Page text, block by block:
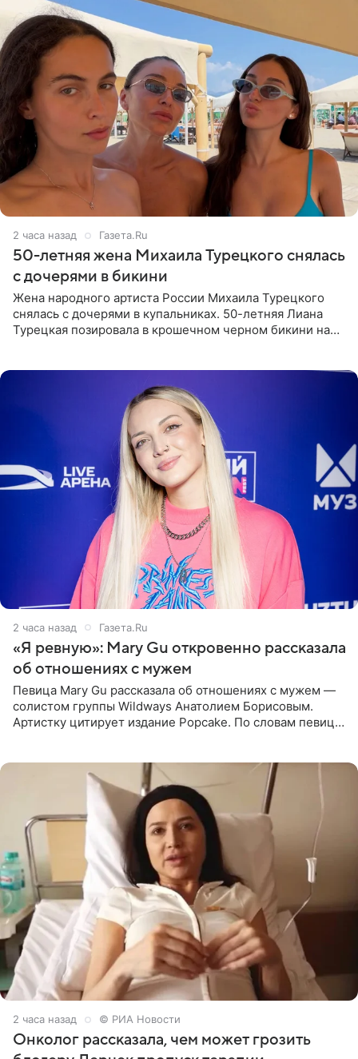
2 часа назад Газета.Ru
50-летняя жена Михаила Турецкого снялась
с дочерями в бикини
Жена народного артиста России Михаила Турецкого
снялась с дочерями в купальниках. 50-летняя Лиана
Турецкая позировала в крошечном черном бикини на
2 часа назад Газета.Ru
«Я ревную»: Mary Gu откровенно рассказала
об отношениях с мужем
Певица Mary Gu рассказала об отношениях с мужем —
солистом группы Wildways Анатолием Борисовым.
Артистку цитирует издание Popcake. По словам певицы,
2 часа назад © РИА Новости
Онколог рассказала, чем может грозить